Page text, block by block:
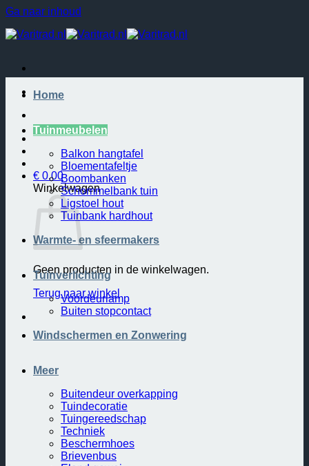
Ga naar inhoud
€ 0.00
Winkelwagen
Geen producten in de winkelwagen.
Terug naar winkel
Home
Tuinmeubelen
Balkon hangtafel
Bloementafeltje
Boombanken
Schommelbank tuin
Ligstoel hout
Tuinbank hardhout
Warmte- en sfeermakers
Tuinverlichting
Voordeurlamp
Buiten stopcontact
Windschermen en Zonwering
Meer
Buitendeur overkapping
Tuindecoratie
Tuingereedschap
Techniek
Beschermhoes
Brievenbus